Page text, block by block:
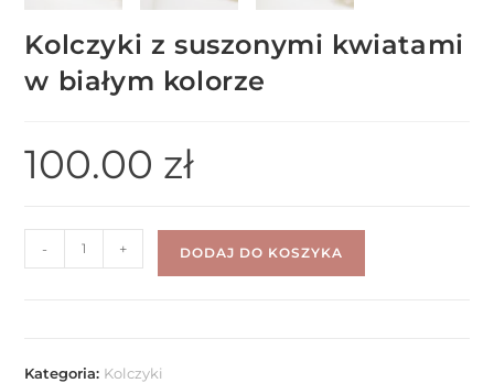
Kolczyki z suszonymi kwiatami
w białym kolorze
100.00 zł
- + DODAJ DO KOSZYKA
Kategoria: Kolczyki